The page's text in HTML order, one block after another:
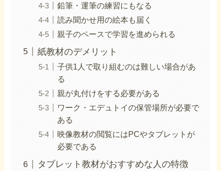
鉛筆・運筆の練習にもなる
読み聞かせ用の絵本も届く
親子のペースで学習を進められる
紙教材のデメリット
子供1人で取り組むのは難しい場合があ
る
親が丸付けをする必要がある
ワーク・エデュトイの保管場所が必要で
ある
映像教材の閲覧にはPCやタブレットが
必要である
タブレット教材がおすすめな人の特徴